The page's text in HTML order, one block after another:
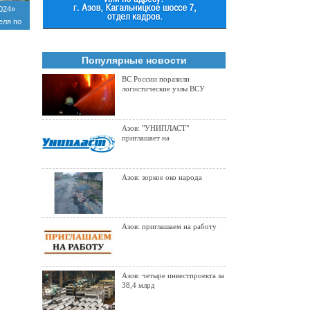
по
Популярные новости
ВС России поразили
логистические узлы ВСУ
Азов: "УНИПЛАСТ"
приглашает на
Азов: зоркое око народа
Азов: приглашаем на работу
Азов: четыре инвестпроекта за
38,4 млрд